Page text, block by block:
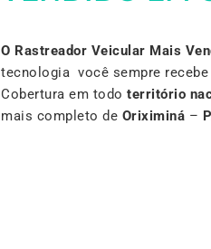
O Rastreador Veicular Mais
tecnologia você sempre
Cobertura em todo território
mais completo de Oriximiná –